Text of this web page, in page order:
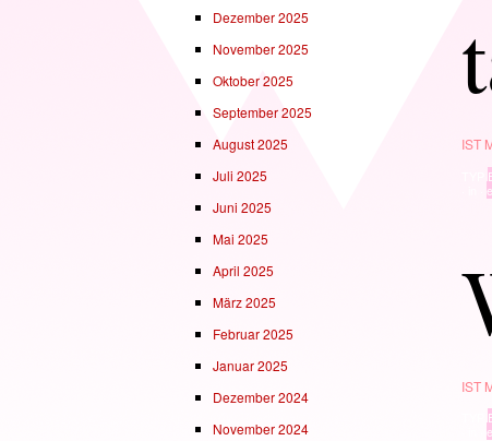
IST
IST
Dezember 2025
November 2025
Oktober 2025
September 2025
August 2025
Juli 2025
Juni 2025
Mai 2025
April 2025
März 2025
Februar 2025
Januar 2025
Dezember 2024
November 2024